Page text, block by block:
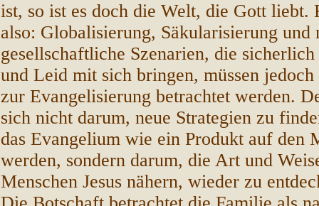
ist, so ist es doch die Welt, die Gott liebt.
also: Globalisierung, Säkularisierung und
gesellschaftliche Szenarien, die
und Leid mit sich bringen, müssen jedoch
zur Evangelisierung betrachtet werden.
sich nicht darum, neue Strategien zu
das Evangelium wie ein Produkt auf den
werden, sondern darum, die Art und
Menschen Jesus nähern, wieder zu